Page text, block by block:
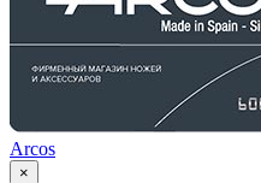
Arcos
×